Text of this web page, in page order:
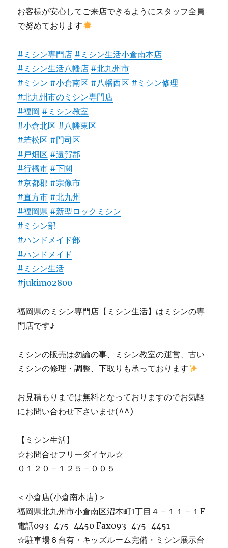
お客様が安心してご来店できるようにスタッフ全員
で努めております
#ミシン専門店 #ミシン生活小倉南本店
#ミシン生活八幡店 #北九州市
#ミシン #小倉南区 #八幡西区 #ミシン修理
#北九州市のミシン専門店
#福岡 #ミシン教室
#小倉北区 #八幡東区
#若松区 #門司区
#戸畑区 #遠賀郡
#行橋市 #下関
#京都郡 #宗像市
#直方市 #北九州
#福岡県 #新型ロックミシン
#ミシン部
#ハンドメイド部
#ハンドメイド
#ミシン生活
#jukimo2800
福岡県のミシン専門店【ミシン生活】はミシンの専
門店です♪
ミシンの販売は勿論の事、ミシン教室の運営、古い
ミシンの修理・調整、下取りも承っております
お見積もりまでは無料となっておりますのでお気軽
にお問い合わせ下さいませ(^^)
【ミシン生活】
☆お問合せフリーダイヤル☆
０１２０－１２５－００５
＜小倉店(小倉南本店)＞
福岡県北九州市小倉南区沼本町1丁目４－１１－１F
電話093-475-4450 Fax093-475-4451
☆駐車場６台有・キッズルーム完備・ミシン展示台